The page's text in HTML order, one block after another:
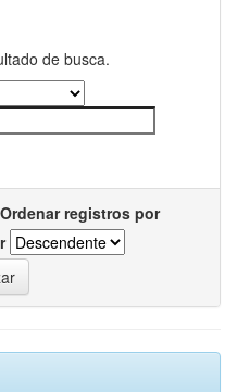
de busca.
Ordenar registros por